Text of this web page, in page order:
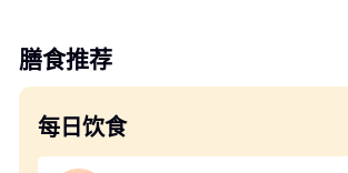
膳食推荐
每日饮食